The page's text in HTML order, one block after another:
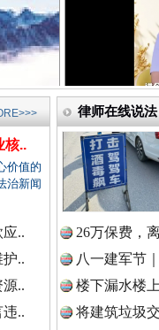
闻网.
闻网.
闻网.
闻网.
高回
核..
价值的
治新闻
..
..
..
..
律师在线说法
26万保费，
八一建军节
楼下漏水楼
将建筑垃圾